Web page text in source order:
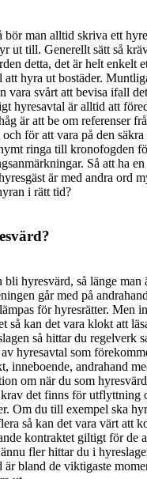
bör man alltid skriva ett
ut till. Generellt sätt så
detta, det är helt enkelt
hyra ut bostäder.
vara svårt att bevisa ifall
hyresavtal är alltid att
är att be om referenser
för att vara på den säkra
ringa till kronofogden
Så att ha
är med andra ord
i rätt tid?
bli hyresvärd, så länge man
går med på
för hyresrätter. Men
så kan det vara klokt att
så hittar du regelverk
hyresavtal som
inneboende, andrahand
om när du som
det finns för utflyttning
Om du till exempel ska
så kan det vara värt att
kontraktet giltigt för de
fler hittar du i
bland de viktigaste